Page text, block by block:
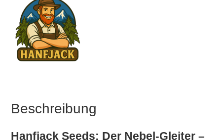
Beschreibung
Hanfjack Seeds: Der Nebel-Gleiter –